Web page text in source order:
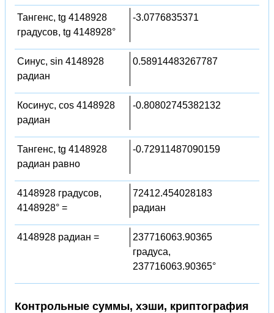
Тангенс, tg 4148928
градусов, tg 4148928°
-3.0776835371
Синус, sin 4148928
радиан
0.58914483267787
Косинус, cos 4148928
радиан
-0.80802745382132
Тангенс, tg 4148928
радиан равно
-0.72911487090159
4148928 градусов,
4148928° =
72412.454028183
радиан
4148928 радиан =
237716063.90365
градуса,
237716063.90365°
Контрольные суммы, хэши, криптография